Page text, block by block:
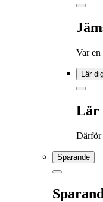
Var
Lär
Lär
Därför
Sparande